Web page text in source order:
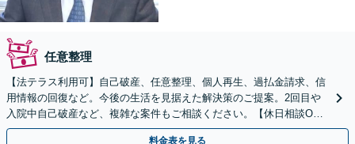
任意整理
【法テラス利用可】自己破産、任意整理、個人再生、過払金請求、信
用情報の回復など。今後の生活を見据えた解決策のご提案。2回目や
入院中自己破産など、複雑な案件もご相談ください。【休日相談OK
（要予約）】【南森町駅4分】【弁護士歴20年以上】
料金表を見る